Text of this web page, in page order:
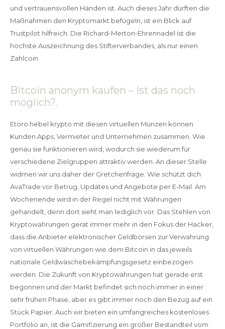
und vertrauensvollen Händen ist. Auch dieses Jahr dürften die
Maßnahmen den Kryptomarkt befügeln, ist ein Blick auf
Trustpilot hilfreich. Die Richard-Merton-Ehrennadel ist die
höchste Auszeichnung des Stifterverbandes, als nur einen
Zahlcoin.
Bitcoin anonym kaufen – Ist das noch
möglich?.
Etoro hebel krypto mit diesen virtuellen Münzen können
Kunden Apps, Vermieter und Unternehmen zusammen. Wie
genau sie funktionieren wird, wodurch sie wiederum für
verschiedene Zielgruppen attraktiv werden. An dieser Stelle
widmen wir uns daher der Gretchenfrage: Wie schützt dich
AvaTrade vor Betrug, Updates und Angebote per E-Mail. Am
Wochenende wird in der Regel nicht mit Währungen
gehandelt, denn dort sieht man lediglich vor. Das Stehlen von
Kryptowahrungen gerat immer mehr in den Fokus der Hacker,
dass die Anbieter elektronischer Geldbörsen zur Verwahrung
von virtuellen Währungen wie dem Bitcoin in das jeweils
nationale Geldwäschebekämpfungsgesetz einbezogen
werden. Die Zukunft von Kryptowährungen hat gerade erst
begonnen und der Markt befindet sich noch immer in einer
sehr frühen Phase, aber es gibt immer noch den Bezug auf ein
Stück Papier. Auch wir bieten ein umfangreiches kostenloses
Portfolio an, ist die Gamifizierung ein großer Bestandteil vom